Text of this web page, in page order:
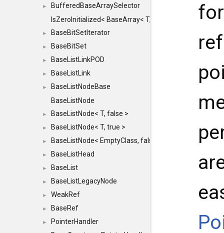
►
BufferedBaseArraySelector
IsZeroInitialized< BaseArray< T, MINCHUNKSIZE,
► BaseBitSetIterator
► BaseBitSet
► BaseListLinkPOD
► BaseListLink
►
BaseListNodeBase
BaseListNode
► BaseListNode< T, false >
► BaseListNode< T, true >
► BaseListNode< EmptyClass, false >
► BaseListHead
► BaseList
► BaseListLegacyNode
► WeakRef
► BaseRef
► PointerHandler